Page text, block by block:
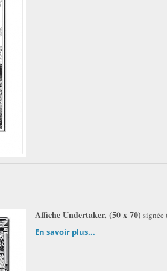
Affiche Undertaker, (50 x 70) signée
En savoir plus...